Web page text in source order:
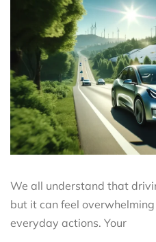
We all understand that
but it can feel
everyday actions. Your